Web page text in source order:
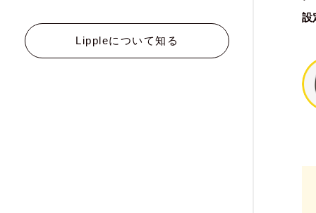
Lippleについて知る
設